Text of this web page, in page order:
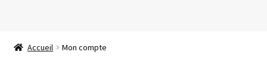
la
contenu
Accueil Mon compte